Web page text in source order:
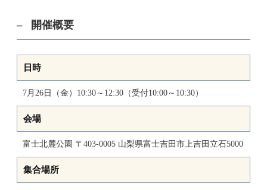
開催概要
日時
7月26日（金）10:30～12:30（受付10:00～10:30）
会場
富士北麓公園 〒403-0005 山梨県富士吉田市上吉田立石5000
集合場所